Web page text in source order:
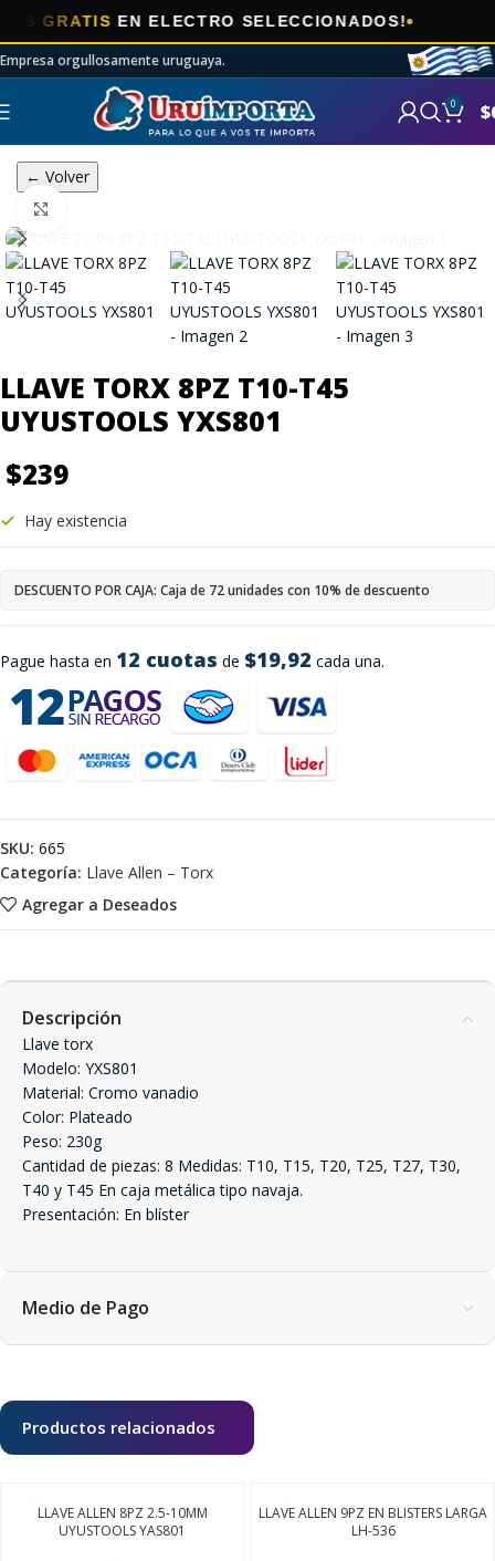
EN ELECTRO SELECCIONADOS!
Empresa orgullosamente uruguaya.
0 $
← Volver
LLAVE TORX 8PZ T10-T45
UYUSTOOLS YXS801
$239
Pague hasta en 12 cuotas de $19,92 cada una.
Hay existencia
DESCUENTO POR CAJA: Caja de 72 unidades con 10% de descuento
Agregar a Deseados
SKU: 665
Categoría: Llave Allen – Torx
Descripción
Llave torx
Modelo: YXS801
Material: Cromo vanadio
Color: Plateado
Peso: 230g
Cantidad de piezas: 8 Medidas: T10, T15, T20, T25, T27, T30,
T40 y T45 En caja metálica tipo navaja.
Presentación: En blíster
Medio de Pago
Productos relacionados
LLAVE ALLEN 8PZ 2.5-10MM
UYUSTOOLS YAS801
LLAVE ALLEN 9PZ EN BLISTERS LARGA
LH-536